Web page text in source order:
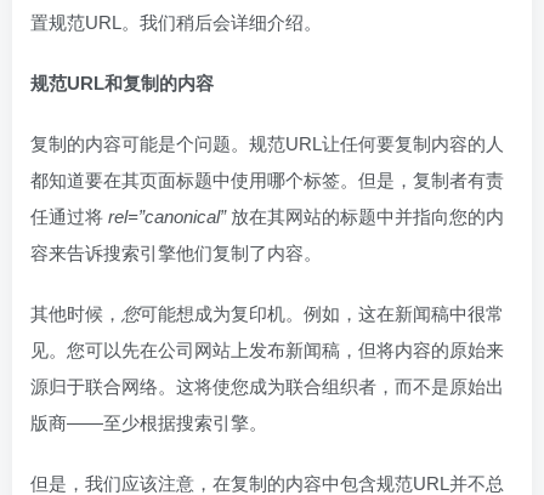
置规范URL。我们稍后会详细介绍。
规范URL和复制的内容
复制的内容可能是个问题。规范URL让任何要复制内容的人
都知道要在其页面标题中使用哪个标签。但是，复制者有责
任通过将 rel=”canonical” 放在其网站的标题中并指向您的内
容来告诉搜索引擎他们复制了内容。
其他时候， 您可能想成为复印机。例如，这在新闻稿中很常
见。您可以先在公司网站上发布新闻稿，但将内容的原始来
源归于联合网络。这将使您成为联合组织者，而不是原始出
版商——至少根据搜索引擎。
但是，我们应该注意，在复制的内容中包含规范URL并不总